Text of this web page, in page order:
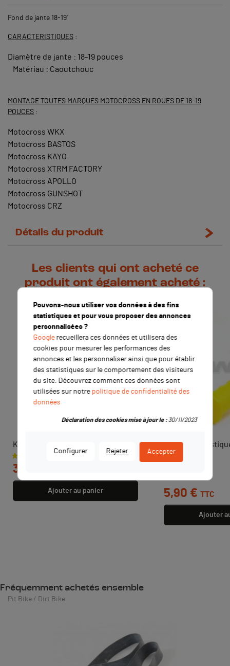
Fond de jante 18-19'
CARACTERISTIQUES :
Diamètre de jante : 18-19 pouces
Matériau : Caoutchouc
MONTAGE TOUTES MARQUES MOTOCROSS EN ROUES DE 18-19
POUCES :
Motocross WKX
Motocross BASTOS
Motocross KAYO
Motocross XTRM FACTORY
Motocross APOLLO
Motocross GUNSHOT
Motocross CRZ
Détails du produit
Les clients qui ont acheté ce
produit ont également acheté :
Kit plastique CRF 110 ROUGE
Prix
36,90 €
Ajouter au panier
-2,00 €
Poignées
JAUNE
5,90 € TTC
Ajouter
Fréquemment achetés ensemble
Pit Bike / Dirt Bike
Pouvons-nous utiliser vos données à des fins
statistiques et pour vous proposer des annonces
personnalisées ?
Googlerecueillera ces données et utilisera des
cookies pour mesurer les performances des
annonces et les personnaliser ainsi que pour établir
des statistiques sur le comportement des visiteurs
du site. Découvrez comment ces données sont
utilisées sur notre politique de confidentialité des
données
Configurer Rejeter Accepter
Déclaration des cookies mise à jour le :30/11/2023